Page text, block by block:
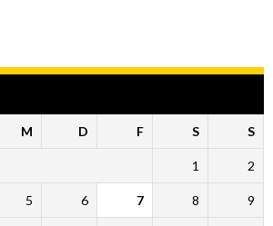
M D F S S
1 2
5 6 7 8 9